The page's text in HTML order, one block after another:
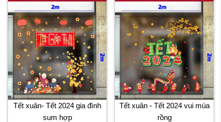
Tết xuân- Tết 2024 gia đình
sum hợp
Tết xuân - Tết 2024 vui múa
rồng